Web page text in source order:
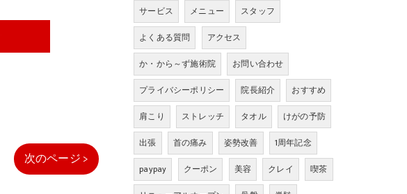
次のページ >
サービス
メニュー
スタッフ
よくある質問
アクセス
か・から～ず施術院
お問い合わせ
プライバシーポリシー
院長紹介
おすすめ
肩こり
ストレッチ タオル
けがの予防
出張
首の痛み 姿勢改善
1周年記念
paypay
クーポン 美容 クレイ
喫茶